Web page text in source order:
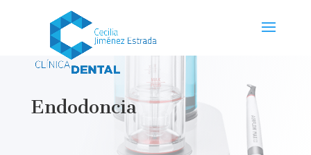
Endodoncia